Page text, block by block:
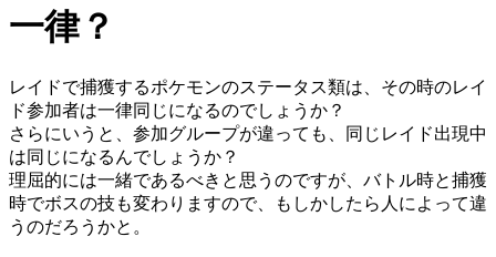
一律？
レイドで捕獲するポケモンのステータス類は、その時のレイ
ド参加者は一律同じになるのでしょうか？
さらにいうと、参加グループが違っても、同じレイド出現中
は同じになるんでしょうか？
理屈的には一緒であるべきと思うのですが、バトル時と捕獲
時でボスの技も変わりますので、もしかしたら人によって違
うのだろうかと。